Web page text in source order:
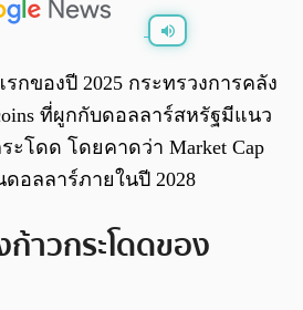
กของปี 2025 กระทรวงการคลัง
ที่ผูกกับดอลลาร์สหรัฐมีแนว
ะโดด โดยคาดว่า Market Cap
อลลาร์ภายในปี 2028
าวกระโดดของ